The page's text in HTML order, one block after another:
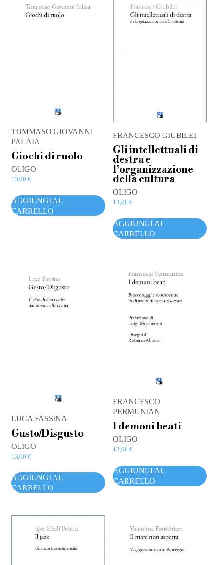
TOMMASO GIOVANNI
PALAIA
Giochi di ruolo
OLIGO
13,00 €
AGGIUNGI AL
CARRELLO
FRANCESCO GIUBILEI
Gli intellettuali di
destra e
l’organizzazione
della cultura
OLIGO
13,00€
AGGIUNGI AL
CARRELLO
LUCA FASSINA
Gusto/Disgusto
OLIGO
13,00 €
AGGIUNGI AL
CARRELLO
FRANCESCO
PERMUNIAN
I demoni beati
OLIGO
13,00€
AGGIUNGI AL
CARRELLO